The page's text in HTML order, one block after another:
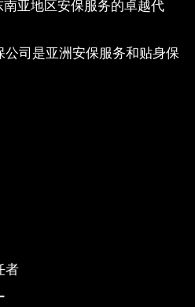
亚地区安保服务的卓越代
司是亚洲安保服务和贴身保
者